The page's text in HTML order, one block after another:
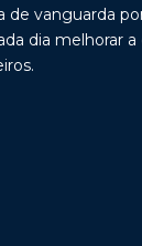
de vanguarda
dia melhorar